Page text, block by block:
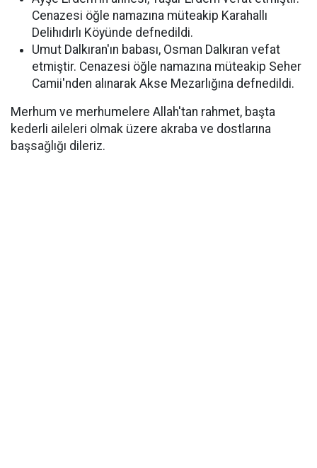
Cenazesi öğle namazına müteakip Karahallı
Delihıdırlı Köyünde defnedildi.
Umut Dalkıran'ın babası, Osman Dalkıran vefat
etmiştir. Cenazesi öğle namazına müteakip Seher
Camii'nden alınarak Akse Mezarlığına defnedildi.
Merhum ve merhumelere Allah'tan rahmet, başta
kederli aileleri olmak üzere akraba ve dostlarına
başsağlığı dileriz.